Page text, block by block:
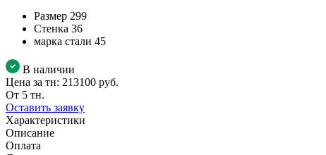
Размер 299
Стенка 36
марка стали 45
В наличии
Цена за тн: 213100 руб.
От 5 тн.
Оставить заявку
Характеристики
Описание
Оплата